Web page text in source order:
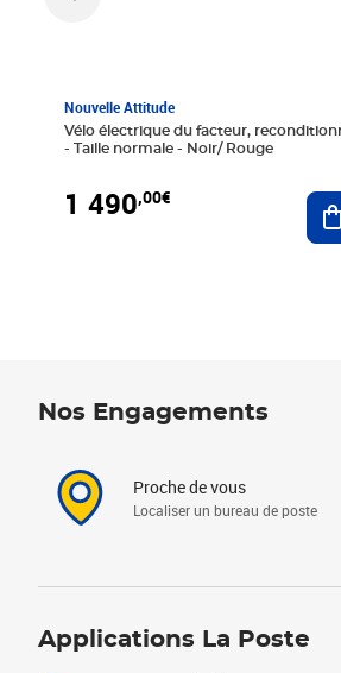
Nouvelle Attitude
Vélo électrique du facteur,
- Taille normale - Noir/ Rouge
1 490,00€
Nos Engagements
Proche de vous
Localiser un bureau de poste
Applications La Poste